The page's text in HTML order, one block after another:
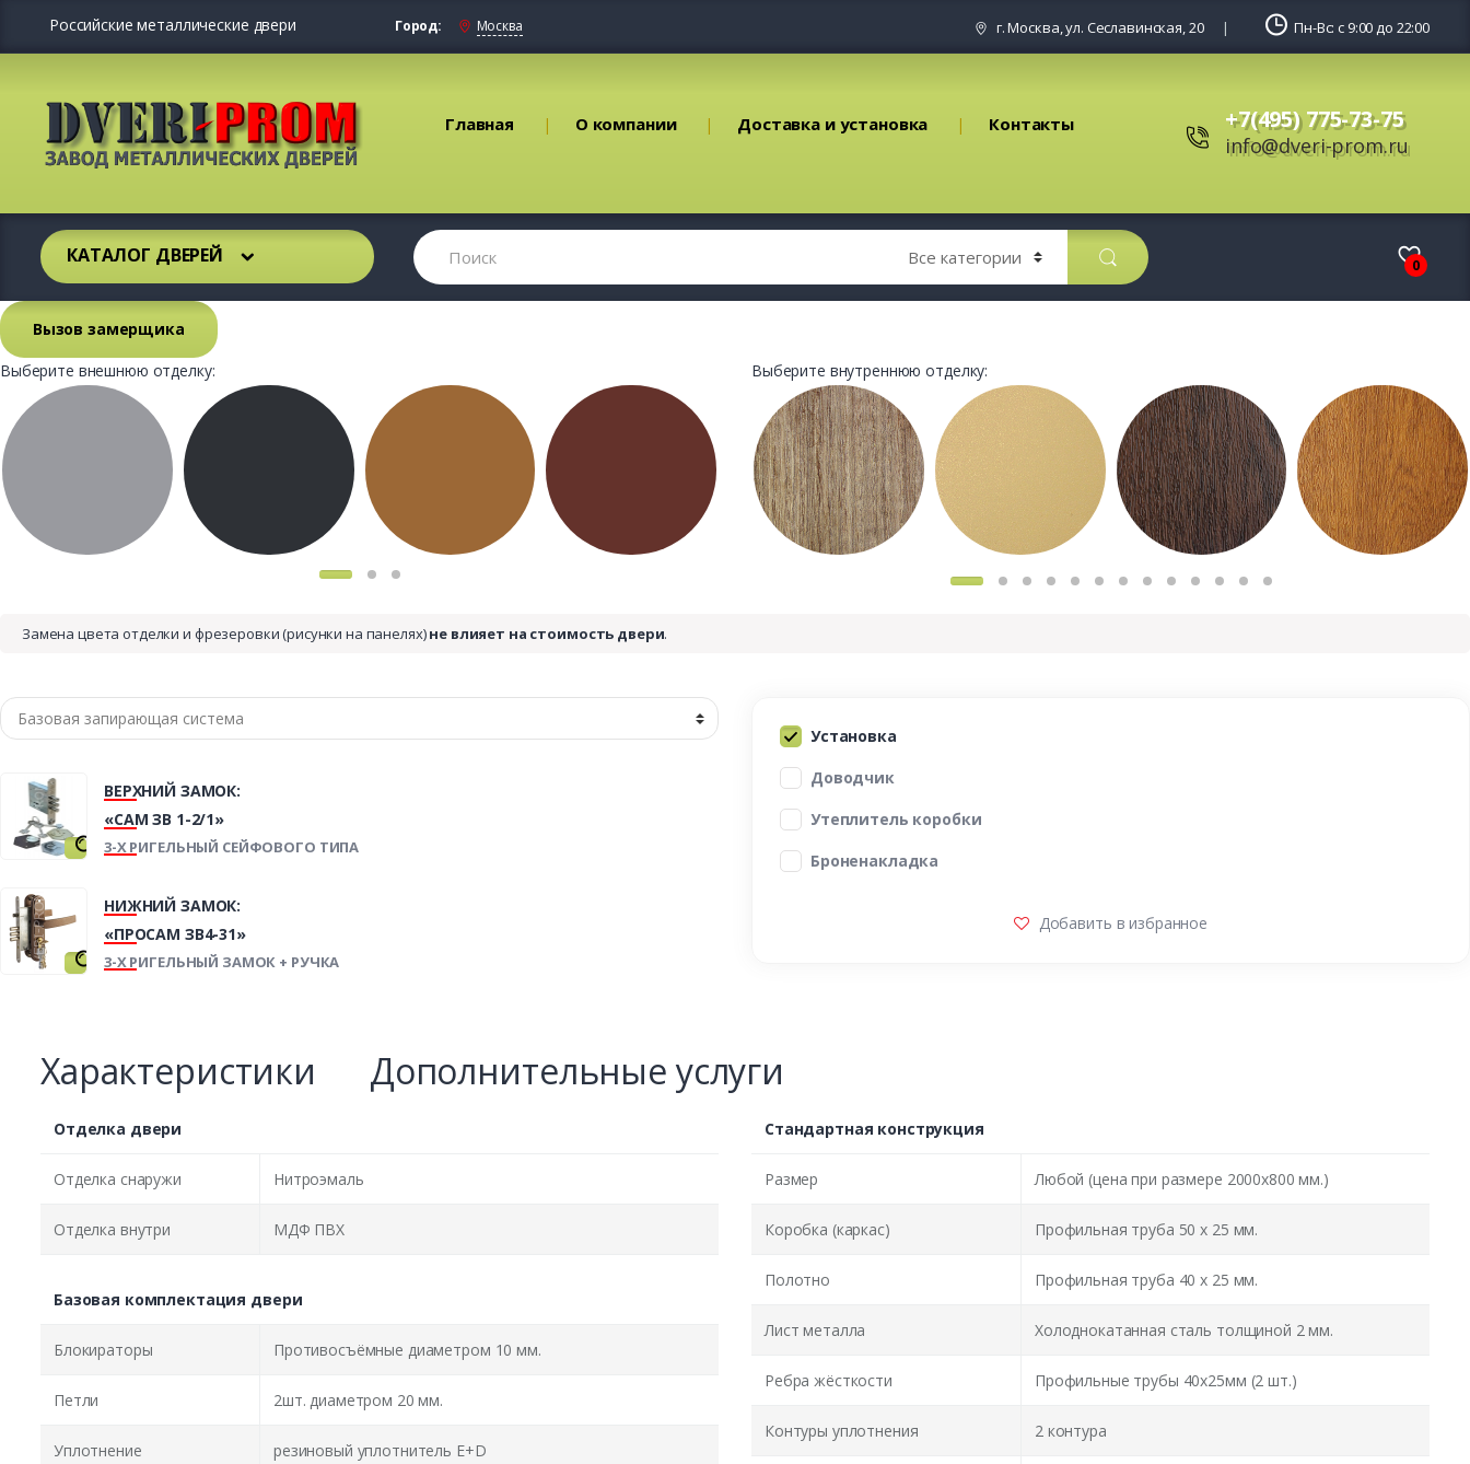
Российские металлические двери Город: Москва г. Москва, ул. Сеславинская, 20 Пн-Вс: с 9:00 до 22:00
Главная О компании Доставка и установка Контакты +7(495) 775-73-75
info@dveri-prom.ru
КАТАЛОГ ДВЕРЕЙ 0
Вызов замерщика
Выберите внешнюю отделку:
Выберите внутреннюю отделку:
Замена цвета отделки и фрезеровки (рисунки на панелях)не влияет на стоимость двери.
ВЕРХНИЙ ЗАМОК:
«САМ ЗВ 1-2/1»
3-Х РИГЕЛЬНЫЙ СЕЙФОВОГО ТИПА
НИЖНИЙ ЗАМОК:
«ПРОСАМ ЗВ4-31»
3-Х РИГЕЛЬНЫЙ ЗАМОК + РУЧКА
Установка
Доводчик
Утеплитель коробки
Броненакладка
Добавить в избранное
Характеристики Дополнительные услуги
Отделка двери
Отделка снаружи Нитроэмаль
Отделка внутри МДФ ПВХ
Базовая комплектация двери
Блокираторы Противосъёмные диаметром 10 мм.
Петли 2шт. диаметром 20 мм.
Уплотнение резиновый уплотнитель E+D
Стандартная конструкция
Размер Любой (цена при размере 2000x800 мм.)
Коробка (каркас) Профильная труба 50 х 25 мм.
Полотно Профильная труба 40 х 25 мм.
Лист металла Холоднокатанная сталь толщиной 2 мм.
Ребра жёсткости Профильные трубы 40х25мм (2 шт.)
Контуры уплотнения 2 контура